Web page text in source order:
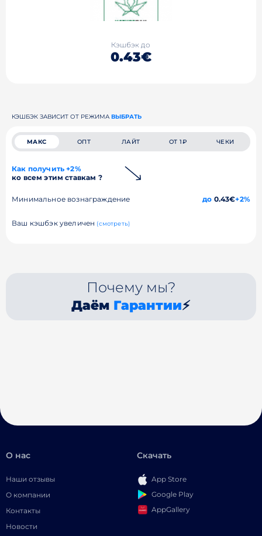
Кэшбэк до
0.43€
КЭШБЭК ЗАВИСИТ ОТ РЕЖИМА ВЫБРАТЬ
МАКС ОПТ ЛАЙТ ОТ 1₽ ЧЕКИ
Как получить +2%
ко всем этим ставкам ?
Минимальное вознаграждение до 0.43€+2%
Ваш кэшбэк увеличен (смотреть)
Почему мы?
Даём Гарантии⚡
О нас
Наши отзывы
О компании
Контакты
Новости
Скачать
App Store
Google Play
AppGallery